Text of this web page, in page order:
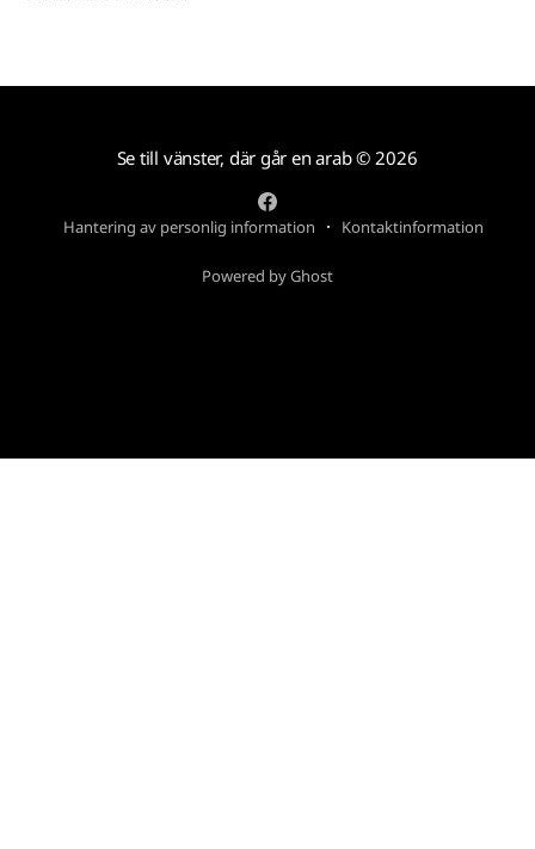
på ett kiss och bajs-spår eller så lutar de sig på
Se till vänster, där går en arab© 2026
Hantering av personlig information Kontaktinformation
Powered by Ghost